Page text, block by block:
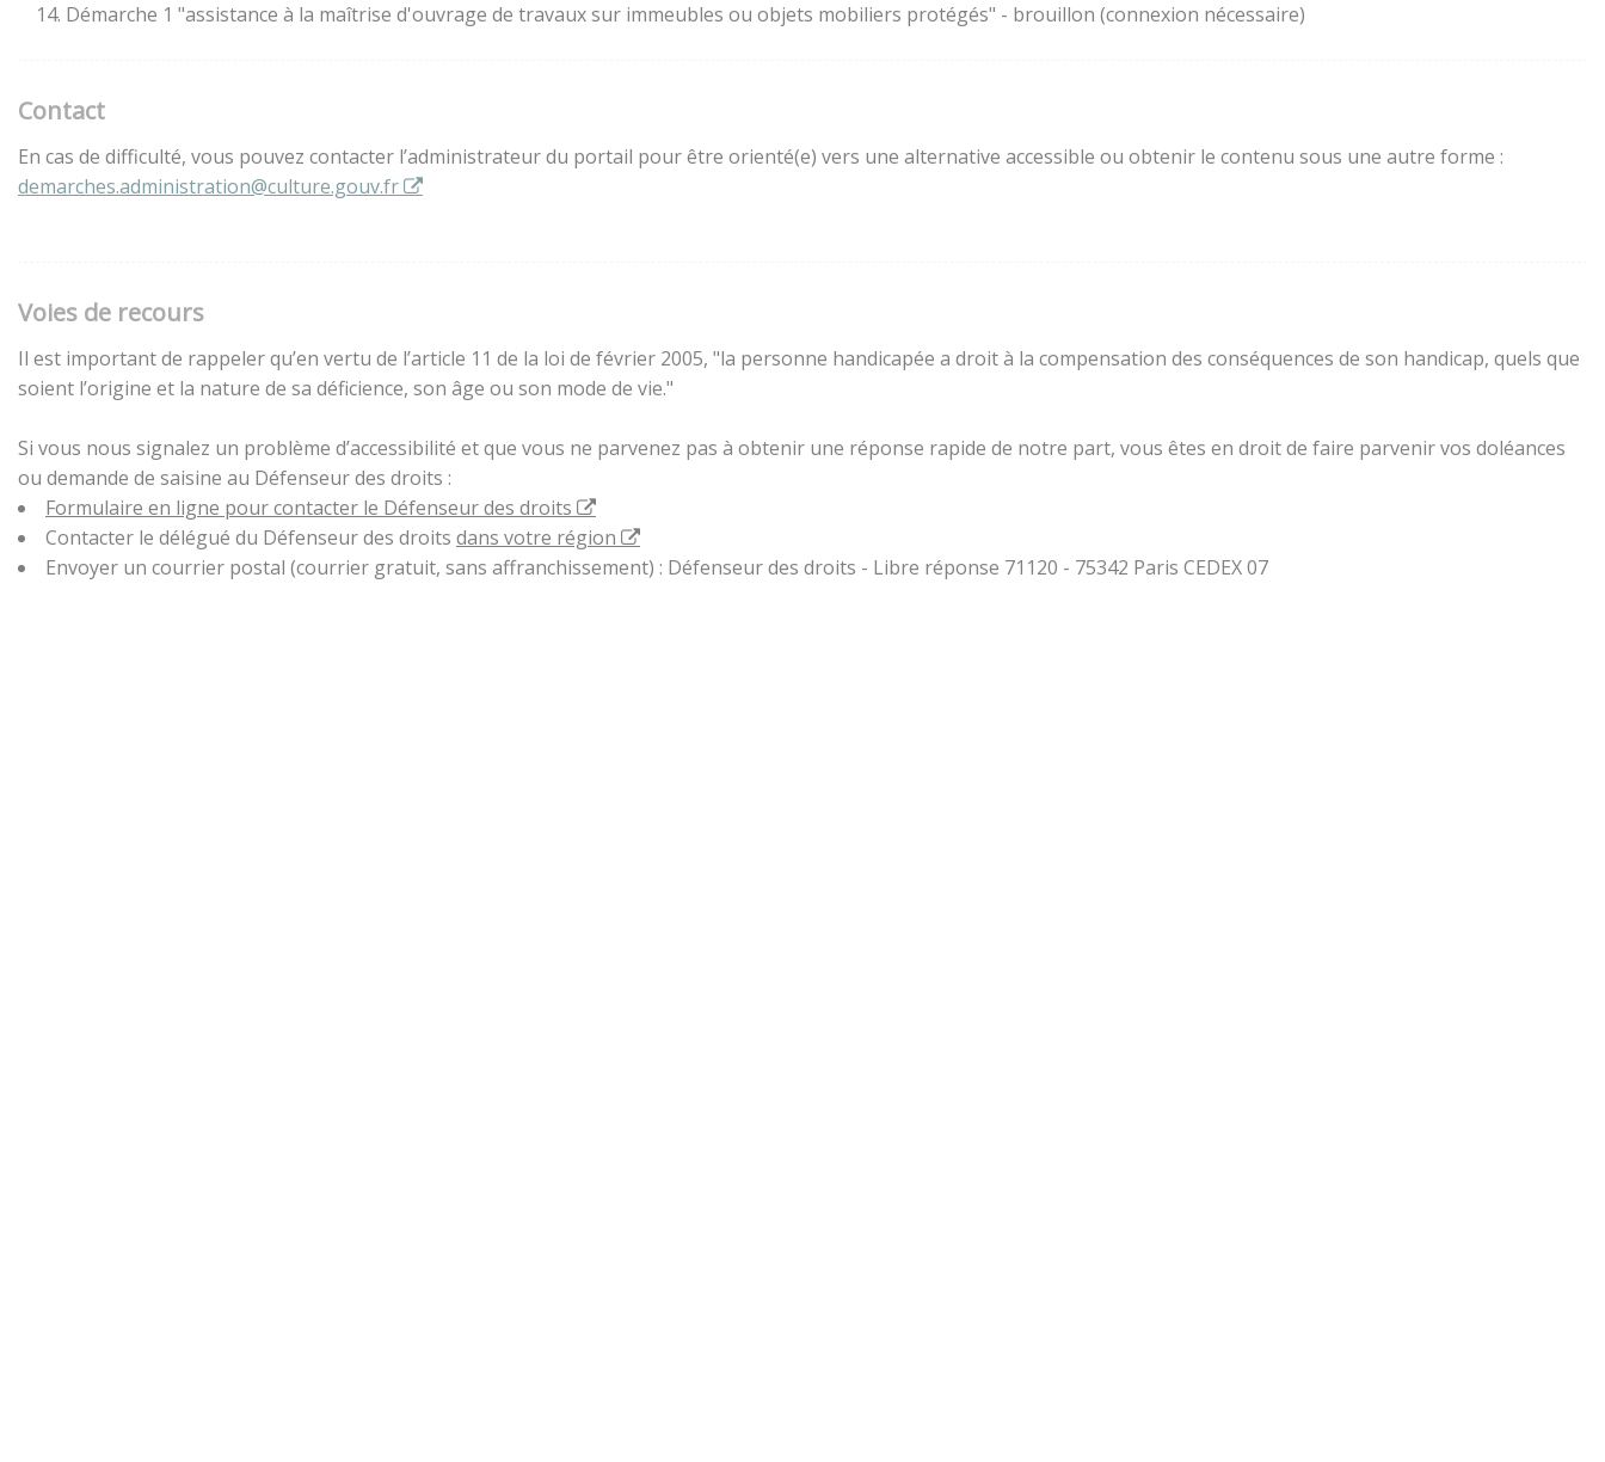
Démarche 1 "assistance à la maîtrise d'ouvrage de travaux sur immeubles ou objets mobiliers protégés" - brouillon (connexion nécessaire)
Contact
En cas de difficulté, vous pouvez contacter l’administrateur du portail pour être orienté(e) vers une alternative accessible ou obtenir le contenu sous une autre forme :
demarches.administration@culture.gouv.fr
Voies de recours
Il est important de rappeler qu’en vertu de l’article 11 de la loi de février 2005, "la personne handicapée a droit à la compensation des conséquences de son handicap, quels que
soient l’origine et la nature de sa déficience, son âge ou son mode de vie."
Si vous nous signalez un problème d’accessibilité et que vous ne parvenez pas à obtenir une réponse rapide de notre part, vous êtes en droit de faire parvenir vos doléances
ou demande de saisine au Défenseur des droits :
Formulaire en ligne pour contacter le Défenseur des droits
Contacter le délégué du Défenseur des droits dans votre région
Envoyer un courrier postal (courrier gratuit, sans affranchissement) : Défenseur des droits - Libre réponse 71120 - 75342 Paris CEDEX 07